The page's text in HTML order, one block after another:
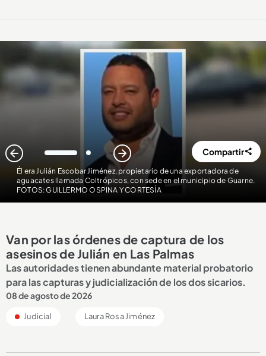
Él era Julián Escobar Jiménez, propietario de una exportadora de
aguacates llamada Coltrópicos, con sede en el municipio de Guarne.
FOTOS: GUILLERMO OSPINA Y CORTESÍA
1 2 Compartir
Van por las órdenes de captura de los
asesinos de Julián en Las Palmas
Las autoridades tienen abundante material probatorio
para las capturas y judicialización de los dos sicarios.
08 de agosto de 2026
Judicial Laura Rosa Jiménez